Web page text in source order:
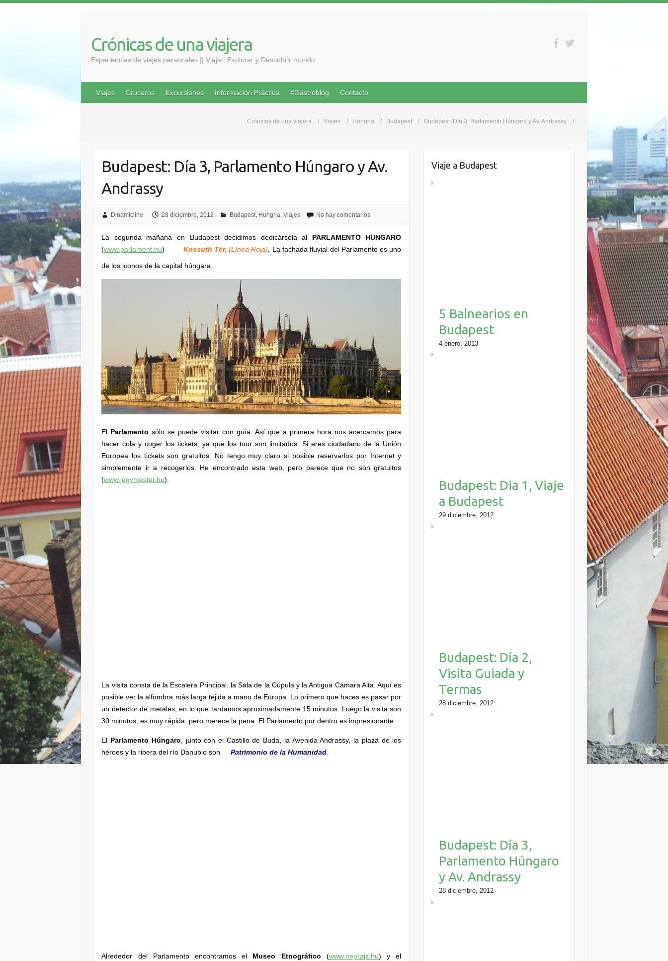
Crónicas de una viajera
Experiencias de viajes personales || Viajar, Explorar y Descubrir mundo
Viajes Cruceros Excursiones Información Práctica #Gastroblog Contacto
Crónicas de una viajera Viajes Hungria Budapest Budapest: Día 3, Parlamento Húngaro y Av. Andrassy
Budapest: Día 3, Parlamento Húngaro y Av.
Andrassy
Dinamicline 28 diciembre, 2012 Budapest, Hungria, Viajes No hay comentarios
La segunda mañana en Budapest decidimos dedicársela al PARLAMENTO HUNGARO
(www.parlament.hu) Kossuth Tér, (Línea Roja). La fachada fluvial del Parlamento es uno
de los iconos de la capital húngara.
El Parlamento sólo se puede visitar con guía. Así que a primera hora nos acercamos para
hacer cola y coger los tickets, ya que los tour son limitados. Si eres ciudadano de la Unión
Europea los tickets son gratuitos. No tengo muy claro si posible reservarlos por Internet y
simplemente ir a recogerlos. He encontrado esta web, pero parece que no son gratuitos
(www.jegymester.hu).
La visita consta de la Escalera Principal, la Sala de la Cúpula y la Antigua Cámara Alta. Aquí es
posible ver la alfombra más larga tejida a mano de Europa. Lo primero que haces es pasar por
un detector de metales, en lo que tardamos aproximadamente 15 minutos. Luego la visita son
30 minutos, es muy rápida, pero merece la pena. El Parlamento por dentro es impresionante.
El Parlamento Húngaro , junto con el Castillo de Buda, la Avenida Andrassy, la plaza de los
héroes y la ribera del río Danubio son
Patrimonio de la Humanidad
Alrededor del Parlamento encontramos el Museo Etnográfico (www.neprajz.hu) y el
Viaje a Budapest
5 Balnearios en
Budapest
4 enero, 2013
Budapest: Dia 1, Viaje
a Budapest
29 diciembre, 2012
Budapest: Día 2,
Visita Guiada y
Termas
28 diciembre, 2012
Budapest: Día 3,
Parlamento Húngaro
y Av. Andrassy
28 diciembre, 2012